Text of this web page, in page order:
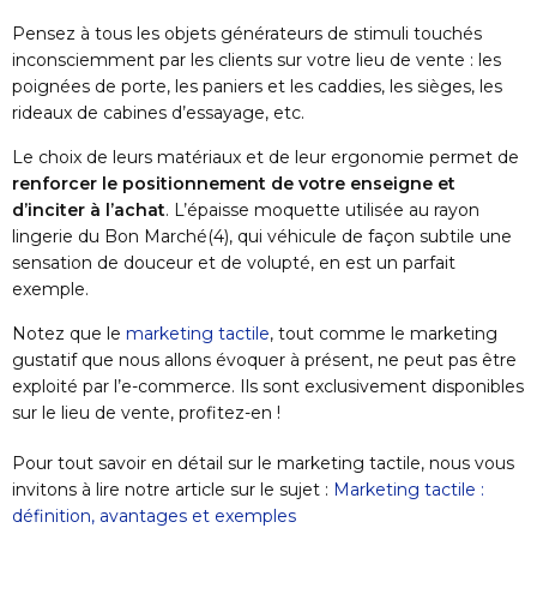
Pensez à tous les objets générateurs de stimuli touchés
inconsciemment par les clients sur votre lieu de vente : les
poignées de porte, les paniers et les caddies, les sièges, les
rideaux de cabines d’essayage, etc.
Le choix de leurs matériaux et de leur ergonomie permet de
renforcer le positionnement de votre enseigne et
d’inciter à l’achat. L’épaisse moquette utilisée au rayon
lingerie du Bon Marché(4), qui véhicule de façon subtile une
sensation de douceur et de volupté, en est un parfait
exemple.
Notez que le marketing tactile, tout comme le marketing
gustatif que nous allons évoquer à présent, ne peut pas être
exploité par l’e-commerce. Ils sont exclusivement disponibles
sur le lieu de vente, profitez-en !
Pour tout savoir en détail sur le marketing tactile, nous vous
invitons à lire notre article sur le sujet : Marketing tactile :
définition, avantages et exemples